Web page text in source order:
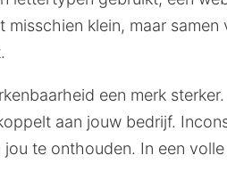
misschien klein, maar
een merk
aan jouw bedrijf.
jou te onthouden. In een